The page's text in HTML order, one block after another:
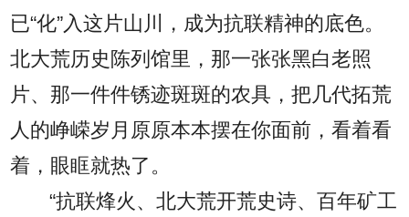
已“化”入这片山川，成为抗联精神的底色。
北大荒历史陈列馆里，那一张张黑白老照
片、那一件件锈迹斑斑的农具，把几代拓荒
人的峥嵘岁月原原本本摆在你面前，看着看
着，眼眶就热了。
“抗联烽火、北大荒开荒史诗、百年矿工